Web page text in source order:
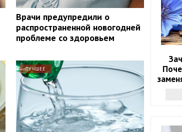
Врачи предупредили о
распространенной новогодней
проблеме со здоровьем
ЛУЧШЕЕ